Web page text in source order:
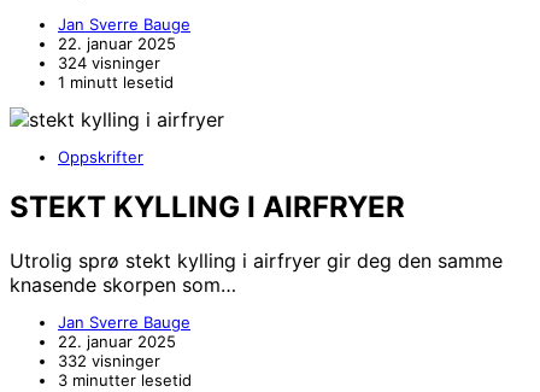
Jan Sverre Bauge
22. januar 2025
324 visninger
1 minutt lesetid
Oppskrifter
STEKT KYLLING I AIRFRYER
Utrolig sprø stekt kylling i airfryer gir deg den samme
knasende skorpen som…
Jan Sverre Bauge
22. januar 2025
332 visninger
3 minutter lesetid